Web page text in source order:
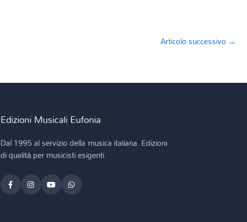
Articolo successivo →
Edizioni Musicali Eufonia
Dal 1995 al servizio della musica italiana. Edizioni
di qualità per musicisti esigenti.